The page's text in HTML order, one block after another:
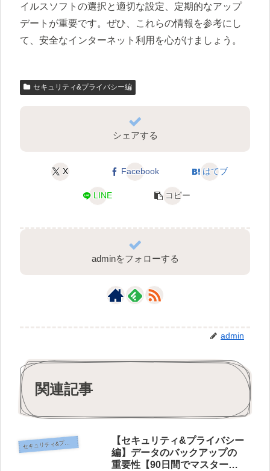
イルスソフトの選択と適切な設定、定期的なアップ
デートが重要です。ぜひ、これらの情報を参考にし
て、安全なインターネット利用を心がけましょう。
セキュリティ&プライバシー編
シェアする
X Facebook はてブ
LINE コピー
adminをフォローする
admin
関連記事
セキュリティ&プライバシー編
【セキュリティ&プライバシー
編】データのバックアップの
重要性【90日間でマスターす